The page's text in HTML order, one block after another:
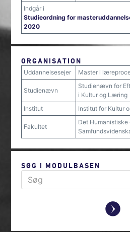
Indgår i
Studieordning for
2020
ORGANISATION
Uddannelsesejer Master i
Studienævn
Studienævn for
i Kultur og Læring
Institut
Institut for Kultur
Fakultet
Det Humanistiske
SØG I MODULBASEN
y